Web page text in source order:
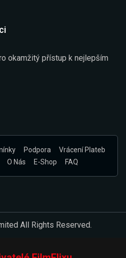
okamžitý přístup k nejlepším
Podpora
Vrácení Plateb
O Nás E-Shop FAQ
All Rights Reserved.